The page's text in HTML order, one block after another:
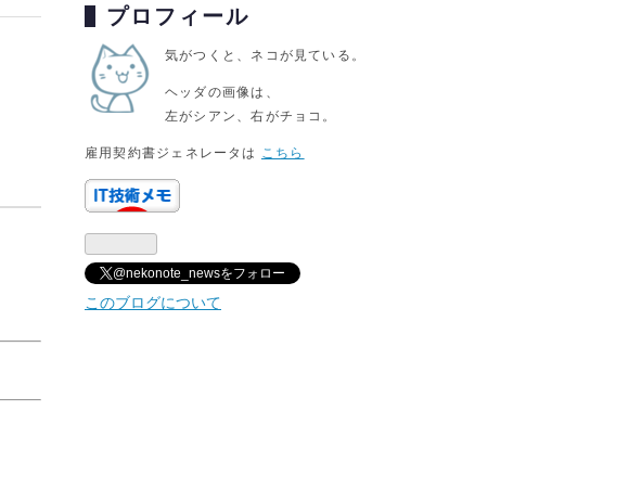
プロフィール
気がつくと、ネコが見ている。
ヘッダの画像は、
左がシアン、右がチョコ。
雇用契約書ジェネレータは こちら
@nekonote_newsをフォロー
このブログについて